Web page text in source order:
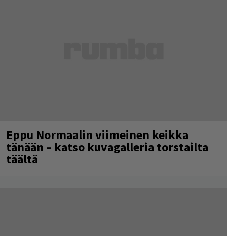
Eppu Normaalin viimeinen keikka
tänään – katso kuvagalleria torstailta
täältä